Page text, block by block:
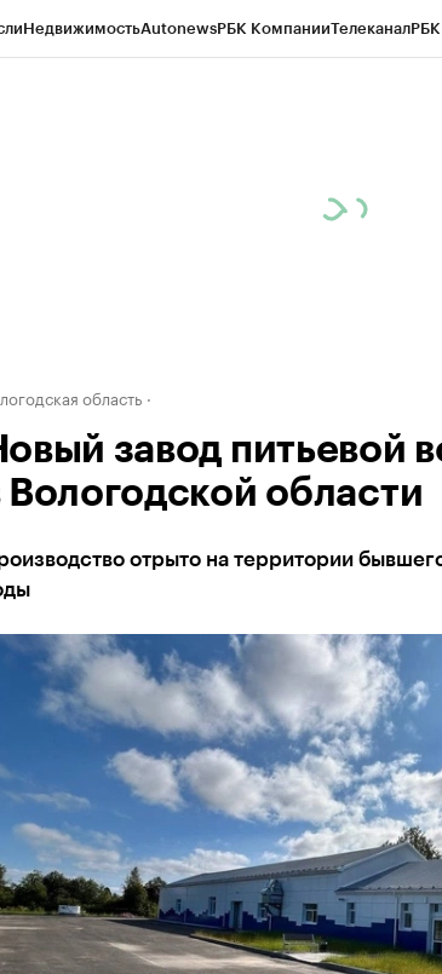
НедвижимостьAutonewsРБК КомпанииТелеканал
область
завод питьевой
Вологодской области
отрыто на территории